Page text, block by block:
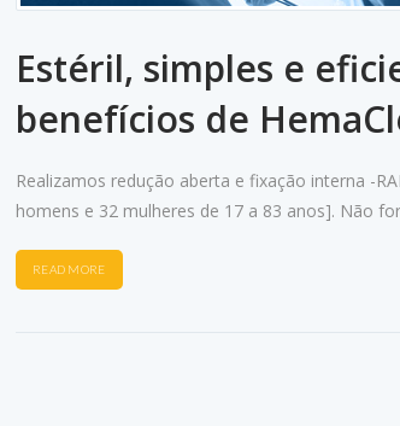
Estéril, simples e
benefícios de
Realizamos redução aberta e fixação interna -
homens e 32 mulheres de 17 a 83 anos]. Não
READ MORE